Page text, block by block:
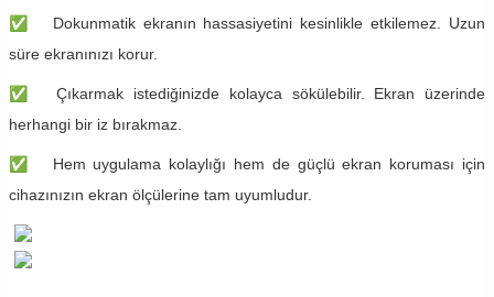
✅ Dokunmatik ekranın hassasiyetini kesinlikle etkilemez. Uzun
süre ekranınızı korur.
✅Çıkarmak istediğinizde kolayca sökülebilir. Ekran üzerinde
herhangi bir iz bırakmaz.
✅ Hem uygulama kolaylığı hem de güçlü ekran koruması için
cihazınızın ekran ölçülerine tam uyumludur.